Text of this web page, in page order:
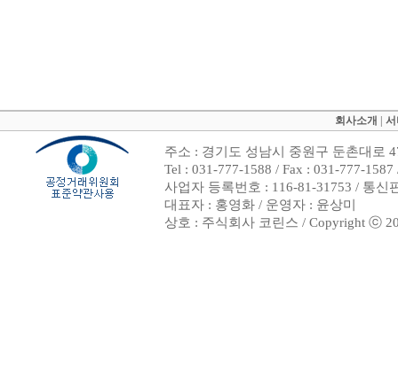
회사소개
주소 : 경기도 성남시 중원구 둔촌대로
Tel : 031-777-1588 / Fax : 031-777-
사업자 등록번호 : 116-81-31753 / 통신
대표자 : 홍영화 / 운영자 : 윤상미
상호 : 주식회사 코린스 / Copyright ⓒ